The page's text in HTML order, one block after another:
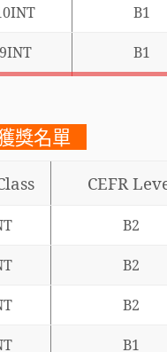
B1
9INT B1
獎名單
CEFR
B2
B2
B2
B1